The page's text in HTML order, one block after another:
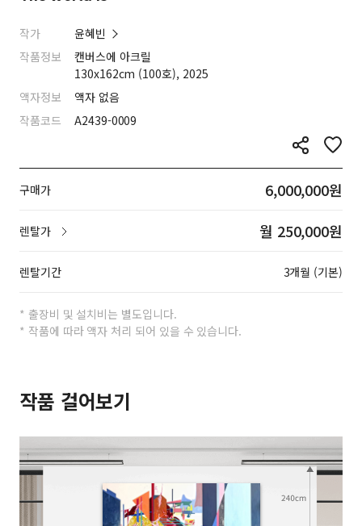
작가
윤혜빈
작품정보
캔버스에 아크릴
130x162cm (100호), 2025
액자정보
액자 없음
작품코드
A2439-0009
구매가 6,000,000원
렌탈가 월 250,000원
렌탈기간 3개월 (기본)
* 출장비 및 설치비는 별도입니다.
* 작품에 따라 액자 처리 되어 있을 수 있습니다.
작품 걸어보기